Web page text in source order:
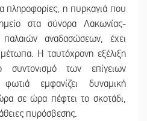
η πυρκαγιά που
στα σύνορα Λακωνίας-
αναδασώσεων, έχει
Η ταυτόχρονη εξέλιξη
συντονισμό των επίγειων
εμφανίζει δυναμική
σε ώρα πέφτει το σκοτάδι,
πυρόσβεσης.